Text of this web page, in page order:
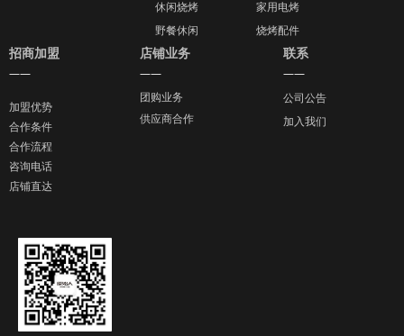
休闲烧烤
野餐休闲
家用电烤
烧烤配件
联系
——
公司公告
加入我们
店铺业务
——
团购业务
供应商合作
招商加盟
——
加盟优势
合作条件
合作流程
咨询电话
店铺直达